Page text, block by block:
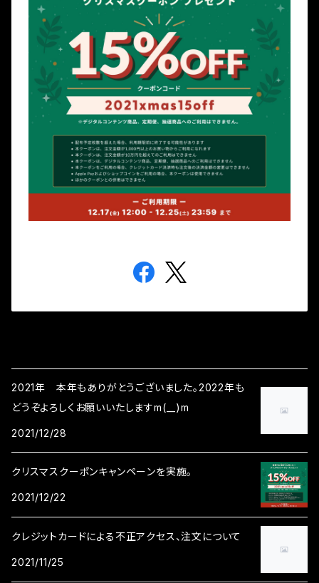
2021年 本年もありがとうございました。2022年も
どうぞよろしくお願いいたしますm(__)m
2021/12/28
クリスマスクーポンキャンペーンを実施。
2021/12/22
クレジットカードによる不正アクセス、注文について
2021/11/25